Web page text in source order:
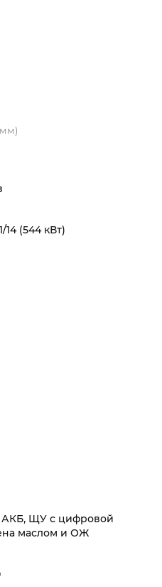
14 (544 кВт)
АКБ, ЩУ с цифровой
маслом и ОЖ